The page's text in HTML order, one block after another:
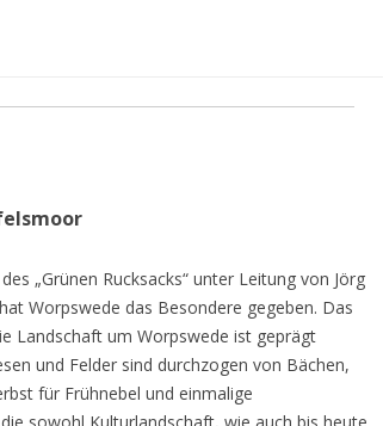
„Grünen Rucksacks“ unter Leitung von Jörg
Worpswede das Besondere gegeben. Das
Landschaft um Worpswede ist geprägt
und Felder sind durchzogen von Bächen,
für Frühnebel und einmalige